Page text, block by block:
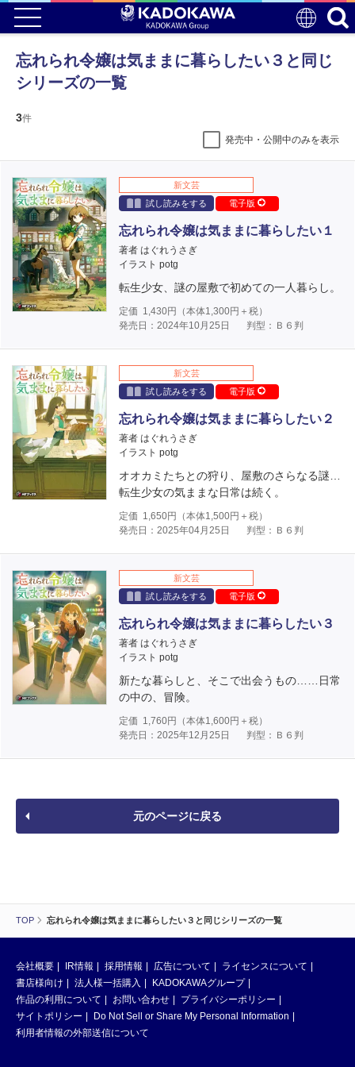
TOP 忘れられ令嬢は気ままに暮らしたい３と同じシリーズの一覧
忘れられ令嬢は気ままに暮らしたい３と同じ
シリーズの一覧
3件
発売中・公開中のみを表示
新文芸
試し読みをする
電子版
忘れられ令嬢は気ままに暮らしたい１
著者 はぐれうさぎ
イラスト potg
転生少女、謎の屋敷で初めての一人暮らし。
定価 1,430円（本体1,300円＋税）
発売日：2024年10月25日
判型：Ｂ６判
新文芸
試し読みをする
電子版
忘れられ令嬢は気ままに暮らしたい２
著者 はぐれうさぎ
イラスト potg
オオカミたちとの狩り、屋敷のさらなる謎…
転生少女の気ままな日常は続く。
定価 1,650円（本体1,500円＋税）
発売日：2025年04月25日
判型：Ｂ６判
新文芸
試し読みをする
電子版
忘れられ令嬢は気ままに暮らしたい３
著者 はぐれうさぎ
イラスト potg
新たな暮らしと、そこで出会うもの……日常
の中の、冒険。
定価 1,760円（本体1,600円＋税）
発売日：2025年12月25日
判型：Ｂ６判
元のページに戻る
会社概要 IR情報 採用情報 広告について
ライセンスについて
書店様向け
法人様一括購入
KADOKAWAグループ
作品の利用について
お問い合わせ
プライバシーポリシー
サイトポリシー
Do Not Sell or Share My Personal Information
利用者情報の外部送信について